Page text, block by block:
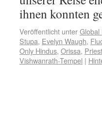
ihnen konnten
Veröffentlicht unterGlobal
Stupa, Evelyn Waugh,
Only Hindus, Orissa,
Vishwanrath-Tempel |